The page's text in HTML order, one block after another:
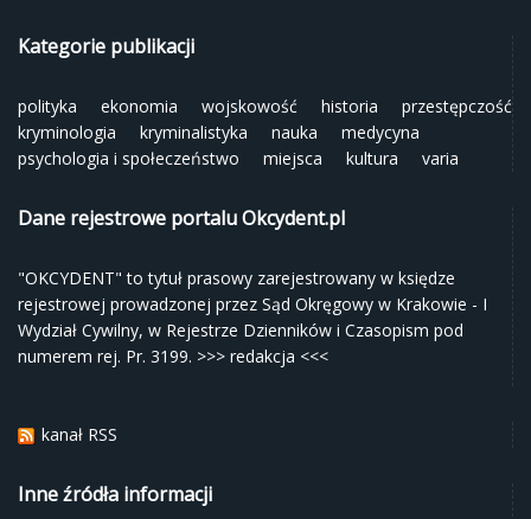
Kategorie publikacji
polityka ekonomia wojskowość historia
przestępczość
kryminologia
kryminalistyka nauka
medycyna
psychologia i społeczeństwo
miejsca kultura varia
Dane rejestrowe portalu Okcydent.pl
"OKCYDENT" to tytuł prasowy zarejestrowany w księdze
rejestrowej prowadzonej przez Sąd Okręgowy w Krakowie - I
Wydział Cywilny, w Rejestrze Dzienników i Czasopism pod
numerem rej. Pr. 3199. >>> redakcja <<<
kanał RSS
Inne źródła informacji